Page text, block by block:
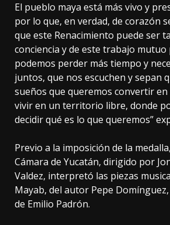
El pueblo maya está más vivo y
por lo que, en verdad, de corazón
que este Renacimiento puede ser
conciencia y de este trabajo
podemos perder más tiempo y
juntos, que nos escuchen y sepan
sueños que queremos convertir
vivir en un territorio libre, donde
decidir qué es lo que queremos”
Previo a la imposición de la
Cámara de Yucatán, dirigido por
Valdez, interpretó las piezas
Mayab, del autor Pepe
de Emilio Padrón.